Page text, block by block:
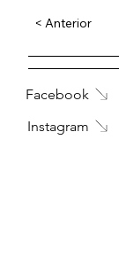
< Anterior
Facebook
Instagram